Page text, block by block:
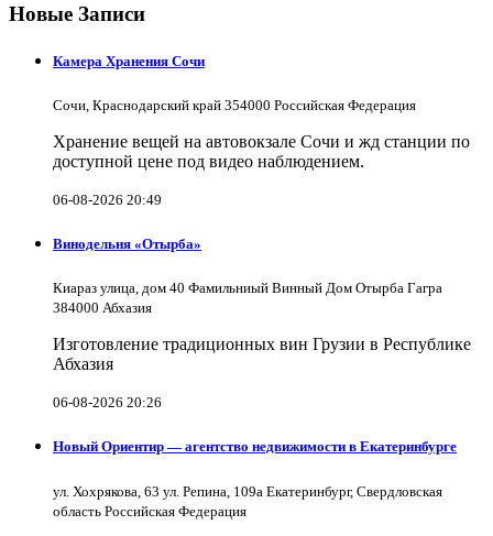
Новые Записи
Камера Хранения Сочи
Сочи, Краснодарский край 354000 Российская Федерация
Хранение вещей на автовокзале Сочи и жд станции по
доступной цене под видео наблюдением.
06-08-2026 20:49
Винодельня «Отырба»
Киараз улица, дом 40 Фамильниый Винный Дом Отырба Гагра
384000 Абхазия
Изготовление традиционных вин Грузии в Республике
Абхазия
06-08-2026 20:26
Новый Ориентир — агентство недвижимости в Екатеринбурге
ул. Хохрякова, 63 ул. Репина, 109a Екатеринбург, Свердловская
область Российская Федерация